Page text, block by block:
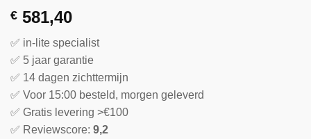
€ 581,40
✅ in-lite specialist
✅ 5 jaar garantie
✅ 14 dagen zichttermijn
✅ Voor 15:00 besteld, morgen geleverd
✅ Gratis levering >€100
✅ Reviewscore: 9,2